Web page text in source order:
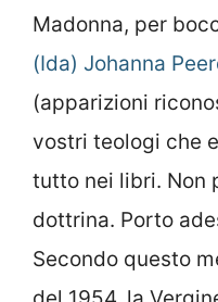
Madonna, per
(Ida) Johanna
(apparizioni
vostri teologi che
tutto nei libri. Non
dottrina. Porto
Secondo questo